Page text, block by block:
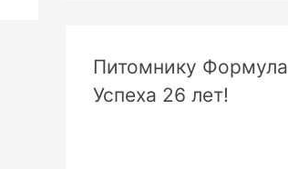
Питомнику Формула
Успеха 26 лет!